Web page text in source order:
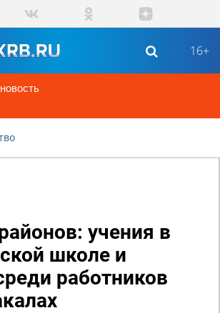
содержанию
16+
учения в
школе и
работников